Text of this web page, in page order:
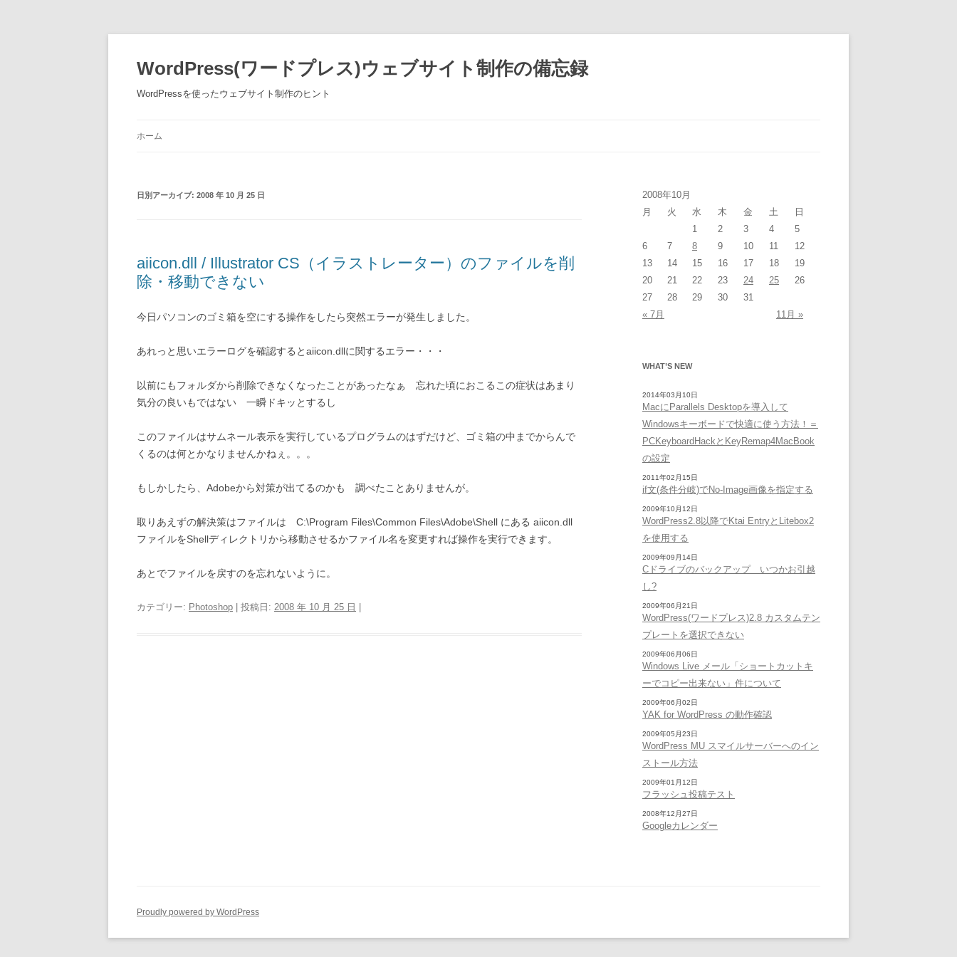
WordPress(ワードプレス)ウェブサイト制作の備忘録
WordPressを使ったウェブサイト制作のヒント
ホーム
日別アーカイブ: 2008 年 10 月 25 日
aiicon.dll / Illustrator CS（イラストレーター）のファイルを削
除・移動できない
今日パソコンのゴミ箱を空にする操作をしたら突然エラーが発生しました。
あれっと思いエラーログを確認するとaiicon.dllに関するエラー・・・
以前にもフォルダから削除できなくなったことがあったなぁ 忘れた頃におこるこの症状はあまり
気分の良いもではない 一瞬ドキッとするし
このファイルはサムネール表示を実行しているプログラムのはずだけど、ゴミ箱の中までからんで
くるのは何とかなりませんかねぇ。。。
もしかしたら、Adobeから対策が出てるのかも 調べたことありませんが。
取りあえずの解決策はファイルは C:\Program Files\Common Files\Adobe\Shell にある aiicon.dll
ファイルをShellディレクトリから移動させるかファイル名を変更すれば操作を実行できます。
あとでファイルを戻すのを忘れないように。
カテゴリー: Photoshop | 投稿日: 2008 年 10 月 25 日
2008年10月
月
火 水 木 金 土
日
1
2 3 4
5
6
7 8 9 10 11
12
13
14 15 16 17 18
19
20
21 22 23 24 25
26
27
28 29 30
31
« 7月
11月 »
WHAT’S NEW
2014年03月10日
MacにParallels Desktopを導入して
Windowsキーボードで快適に使う方法！＝
PCKeyboardHackとKeyRemap4MacBook
の設定
2011年02月15日
if文(条件分岐)でNo-Image画像を指定する
2009年10月12日
WordPress2.8以降でKtai EntryとLitebox2
を使用する
2009年09月14日
Cドライブのバックアップ いつかお引越
し?
2009年06月21日
WordPress(ワードプレス)2.8 カスタムテン
プレートを選択できない
2009年06月06日
Windows Live メール「ショートカットキ
ーでコピー出来ない」件について
2009年06月02日
YAK for WordPress の動作確認
2009年05月23日
WordPress MU スマイルサーバーへのイン
ストール方法
2009年01月12日
フラッシュ投稿テスト
2008年12月27日
Googleカレンダー
Proudly powered by WordPress